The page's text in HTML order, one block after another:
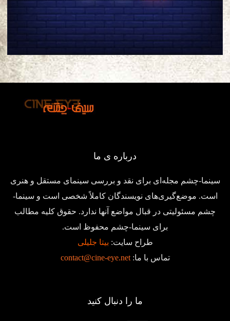
درباره ی ما
سینما-چشم مجله‌ای برای نقد و بررسی سینمای مستقل و هنری
است. موضع‌گیری‌های نویسندگان کاملاً شخصی است و سینما-
چشم مسئولیتی در قبال مواضع آنها ندارد. حقوق کلیه مطالب
برای سینما-چشم محفوظ است.
طراح سایت: بیتا جلیلی
تماس با ما:contact@cine-eye.net
ما را دنبال کنید